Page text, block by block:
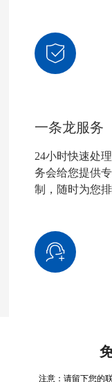
一条龙服务
24小时快速处
务会给您提供
制，随时为您排
注意：请留下您的